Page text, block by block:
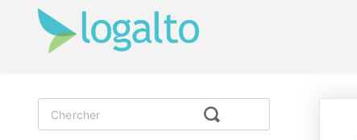
Toggle
Search